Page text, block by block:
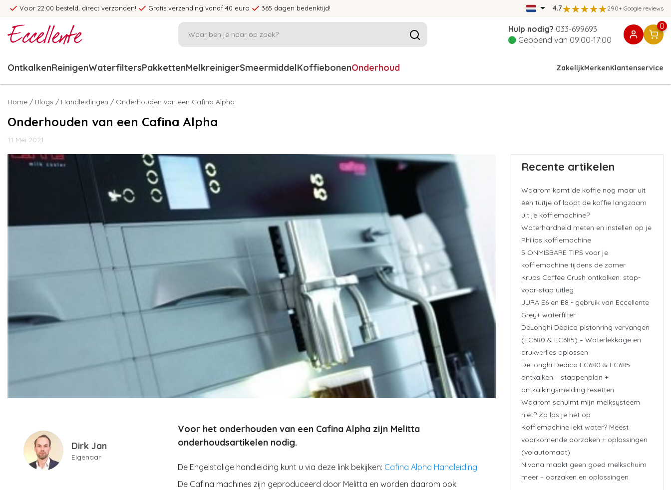
Voor 22:00 besteld, direct verzonden! Gratis verzending vanaf 40 euro 365 dagen bedenktijd! 4.7 290+ Google reviews
Hulp nodig? 033-699693
Geopend van 09:00-17:00
0
OntkalkenReinigenWaterfiltersPakkettenMelkreinigerSmeermiddelKoffiebonenOnderhoud ZakelijkMerkenKlantenservice
Home / Blogs / Handleidingen / Onderhouden van een Cafina Alpha
Onderhouden van een Cafina Alpha
11 Mei 2021
Dirk Jan
Eigenaar
Voor het onderhouden van een Cafina Alpha zijn Melitta
onderhoudsartikelen nodig.
De Engelstalige handleiding kunt u via deze link bekijken: Cafina Alpha Handleiding
De Cafina machines zijn geproduceerd door Melitta en worden daarom ook
Recente artikelen
Waarom komt de koffie nog maar uit
één tuitje of loopt de koffie langzaam
uit je koffiemachine?
Waterhardheid meten en instellen op je
Philips koffiemachine
5 ONMISBARE TIPS voor je
koffiemachine tijdens de zomer
Krups Coffee Crush ontkalken: stap-
voor-stap uitleg
JURA E6 en E8 - gebruik van Eccellente
Grey+ waterfilter
DeLonghi Dedica pistonring vervangen
(EC680 & EC685) – Waterlekkage en
drukverlies oplossen
DeLonghi Dedica EC680 & EC685
ontkalken – stappenplan +
ontkalkingsmelding resetten
Waarom schuimt mijn melksysteem
niet? Zo los je het op
Koffiemachine lekt water? Meest
voorkomende oorzaken + oplossingen
(volautomaat)
Nivona maakt geen goed melkschuim
meer – oorzaken en oplossingen